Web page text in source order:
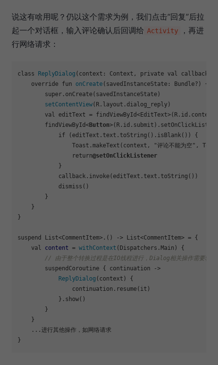
说这有啥用呢？仍以这个需求为例，我们点击“回复”后拉
起一个对话框，输入评论确认后回调给 Activity
，再进
行网络请求：
class ReplyDialog (context: Context, private val
    override fun
onCreate(savedInstanceState: Bundle?) {
        super
.onCreate(savedInstanceState)
setContentView(R.layout.dialog_reply)
        val editText = findViewById<EditText>(R.id.content)
        findViewById<
Button>(R.id.submit)
            if (editText.text.toString()
.isBlank()) {
                Toast
.makeText (context, "评论不能为空",
                return
@setOnClickListener
            }
            callback.invoke(editText.text.toString())
            dismiss()
        }
    }
}
suspend List<CommentItem>.() -> List<CommentItem> = {
    val
content = withContext (Dispatchers.Main) {
// 由于整个转换过程是在IO线程进行，Dialog相关操作需要转换
        suspendCoroutine { continuation ->
ReplyDialog (context) {
                continuation
.resume(it)
            }
.show()
        }
    }
    ...进行其他操作，如网络请求